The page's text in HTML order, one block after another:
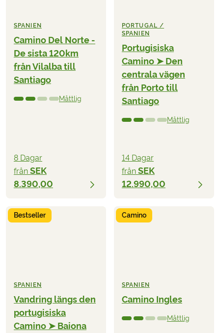
SPANIEN
Camino Del Norte -
De sista 120km
från Vilalba till
Santiago
Måttlig
8 Dagar
från SEK
8.390,00
PORTUGAL /
SPANIEN
Portugisiska
Camino ➤ Den
centrala vägen
från Porto till
Santiago
Måttlig
14 Dagar
från SEK
12.990,00
Bestseller
SPANIEN
Vandring längs den
portugisiska
Camino ➤ Baiona
Camino
SPANIEN
Camino Ingles
Måttlig